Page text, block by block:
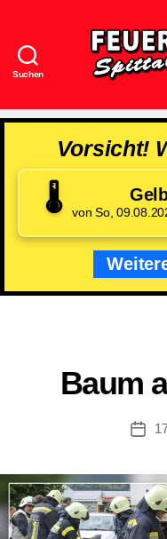
Suchen
Vorsicht!
🌡️ von So,
Baum